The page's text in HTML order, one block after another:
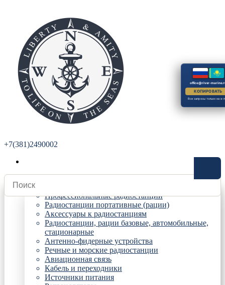
+7(381)2490002
Радиостанции
Профессиональные радиостанции
Радиостанции портативные (рации)
Аксессуары к радиостанциям
Радиостанции, рации базовые, автомобильные,
стационарные
Антенно-фидерные устройства
Речные и морские радиостанции
Авиационная связь
Кабель и переходники
Источники питания
office@river-
КОПИРОВАТЬ
Все запросы только на e-